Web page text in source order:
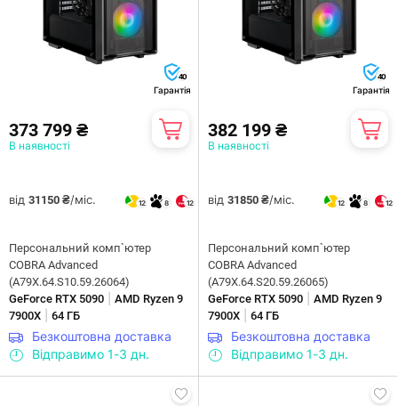
40
Гарантія
373 799 ₴
В наявності
від 31150 ₴/міс. 12 8 12
Персональний комп`ютер
COBRA Advanced
(A79X.64.S10.59.26064)
GeForce RTX 5090
AMD Ryzen 9
7900X
64 ГБ
Безкоштовна доставка
Відправимо 1-3 дн.
40
Гарантія
382 199 ₴
В наявності
від 31850 ₴/міс. 12 8 12
Персональний комп`ютер
COBRA Advanced
(A79X.64.S20.59.26065)
GeForce RTX 5090
AMD Ryzen 9
7900X
64 ГБ
Безкоштовна доставка
Відправимо 1-3 дн.